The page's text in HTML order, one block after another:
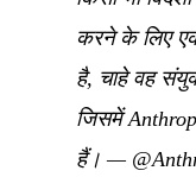
करने के लिए एक
है, चाहे वह
जिसमें
हैं। —